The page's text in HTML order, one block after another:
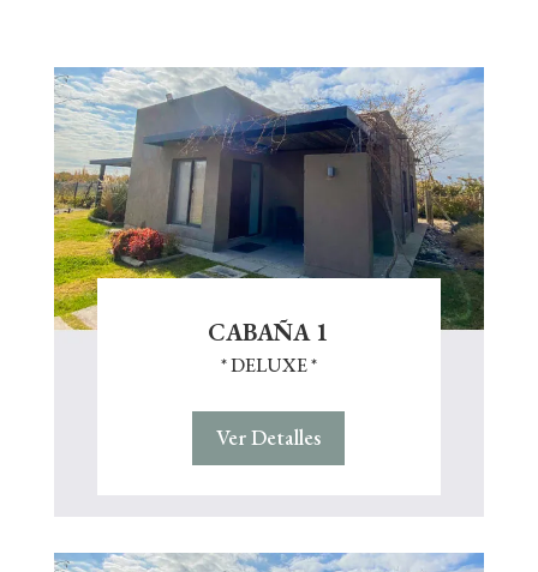
CABAÑA 1
* DELUXE *
Ver Detalles